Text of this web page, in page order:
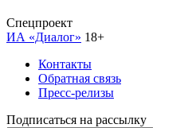
Спецпроект
ИА «Диалог» 18+
Контакты
Обратная связь
Пресс-релизы
Подписаться на рассылку